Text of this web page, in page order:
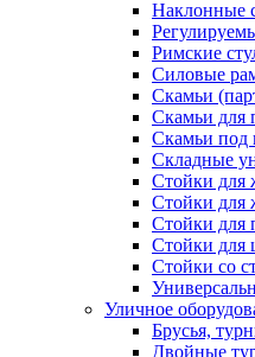
Наклонные
Римские
Силовые
Скамьи
Скамьи для
Скамьи под
Складные
Стойки для
Стойки для
Стойки для
Стойки для
Стойки со
Уличное
Брусья,
Двойные